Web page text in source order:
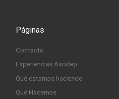
Páginas
Contacto
Experiencias Asodep
Qué estamos haciendo
Qué Hacemos